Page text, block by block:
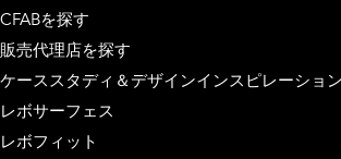
CFABを探す
販売代理店を探す
ケーススタディ＆デザインインスピレーション
レボサーフェス
レボフィット